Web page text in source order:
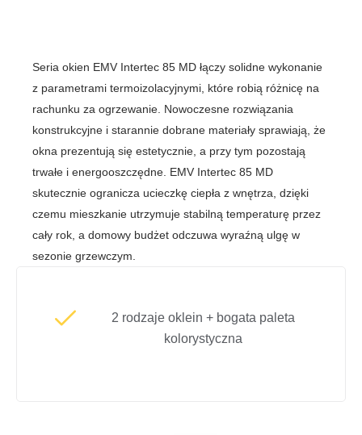
Seria okien EMV Intertec 85 MD łączy solidne wykonanie
z parametrami termoizolacyjnymi, które robią różnicę na
rachunku za ogrzewanie. Nowoczesne rozwiązania
konstrukcyjne i starannie dobrane materiały sprawiają, że
okna prezentują się estetycznie, a przy tym pozostają
trwałe i energooszczędne. EMV Intertec 85 MD
skutecznie ogranicza ucieczkę ciepła z wnętrza, dzięki
czemu mieszkanie utrzymuje stabilną temperaturę przez
cały rok, a domowy budżet odczuwa wyraźną ulgę w
sezonie grzewczym.
2 rodzaje oklein + bogata paleta
kolorystyczna